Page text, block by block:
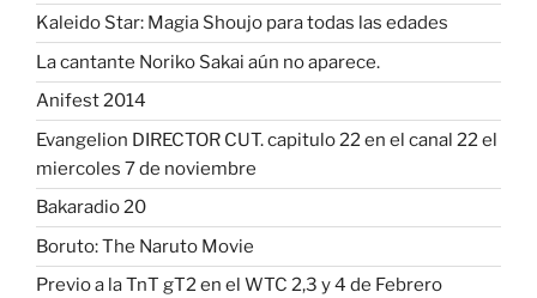
Kaleido Star: Magia Shoujo para todas las edades
La cantante Noriko Sakai aún no aparece.
Anifest 2014
Evangelion DIRECTOR CUT. capitulo 22 en el canal 22 el
miercoles 7 de noviembre
Bakaradio 20
Boruto: The Naruto Movie
Previo a la TnT gT2 en el WTC 2,3 y 4 de Febrero